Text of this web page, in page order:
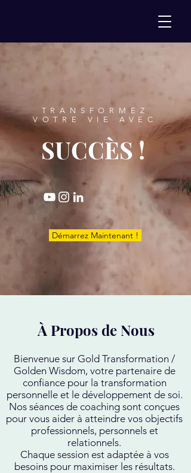
TRANSFORMEZ
VOTRE VIE AVEC
SUCCÈS !
Démarrez Maintenant !
À Propos de Nous
Bienvenue sur Gold Transformation /
Golden Wisdom, votre partenaire de
confiance pour la transformation
personnelle et le développement de soi.
Nos séances de coaching sont conçues
pour vous aider à atteindre vos objectifs
professionnels, personnels et
relationnels.
Chaque session est adaptée à vos
besoins pour maximiser les résultats.